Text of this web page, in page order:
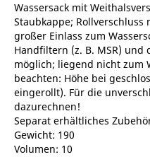
Wassersack mit
Staubkappe;
großer Einlass zum
Handfiltern (z. B. MSR)
möglich; liegend nicht zum
beachten: Höhe bei
eingerollt). Für die
dazurechnen!
Separat erhältliches
Gewicht: 190
Volumen: 10